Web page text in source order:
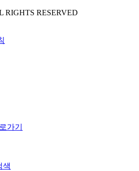
RIGHTS RESERVED
가기
색